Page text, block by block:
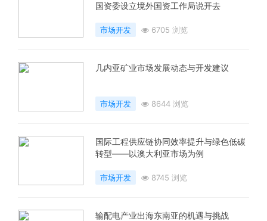
国资委设立境外国资工作局说开去
市场开发 6705 浏览
几内亚矿业市场发展动态与开发建议
市场开发 8644 浏览
国际工程供应链协同效率提升与绿色低碳
转型——以澳大利亚市场为例
市场开发 8745 浏览
输配电产业出海东南亚的机遇与挑战